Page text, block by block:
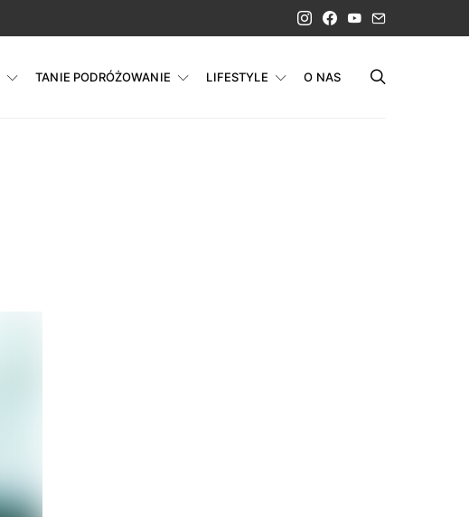
TANIE PODRÓŻOWANIE LIFESTYLE O NAS